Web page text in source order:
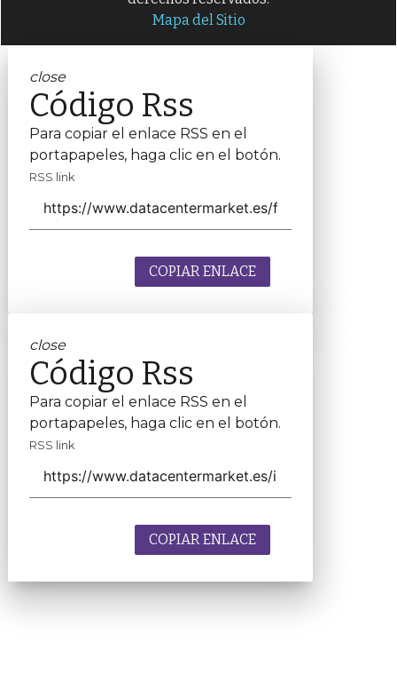
Mapa del Sitio
close
Código Rss
Para copiar el enlace RSS en el
portapapeles, haga clic en el botón.
RSS link
COPIAR ENLACE
close
Código Rss
Para copiar el enlace RSS en el
portapapeles, haga clic en el botón.
RSS link
COPIAR ENLACE